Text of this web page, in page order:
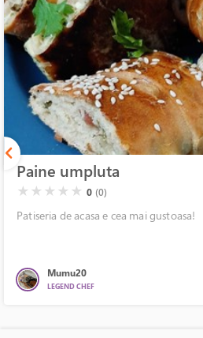
Paine umpluta
( )
★ ( )
★ ( )
★ ( )
★ ( )
★ 0 (0)
Patiseria de acasa e cea mai gustoasa!
Mumu20
LEGEND CHEF